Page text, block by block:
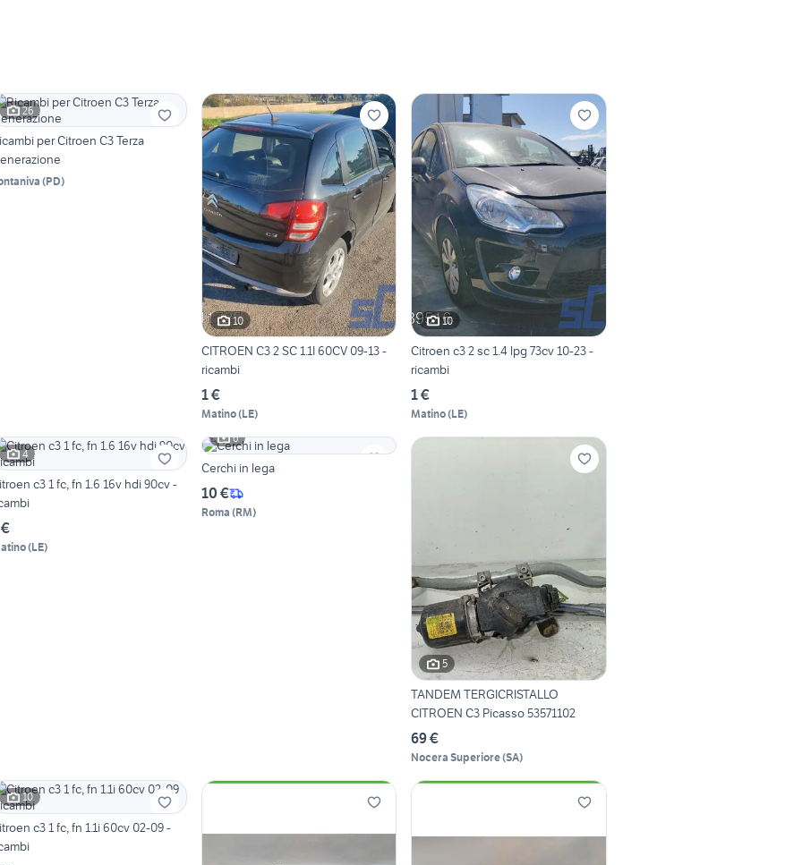
26
per Citroen C3 Terza
(PD)
10
CITROEN C3 2 SC 1.1I 60CV 09-13 -
ricambi
1 €
Matino(LE)
10
Citroen c3 2 sc 1.4 lpg 73cv 10-23 -
ricambi
1 €
Matino(LE)
4
c3 1 fc, fn 1.6 16v hdi 90cv -
(LE)
6
Cerchi in lega
10 €
Roma (RM)
5
TANDEM TERGICRISTALLO
CITROEN C3 Picasso 53571102
69 €
Nocera Superiore(SA)
10
c3 1 fc, fn 1.1i 60cv 02-09 -